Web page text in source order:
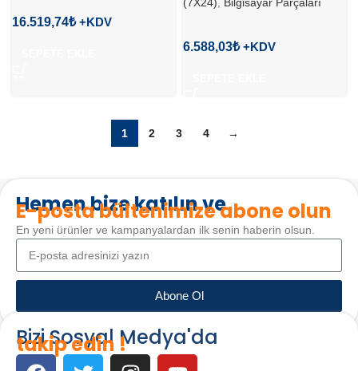
16.519,74₺
6.588,03₺
1 2 3 4 →
Hemen bize katılın ve
E-posta bültenimize abone olun
En yeni ürünler ve kampanyalardan ilk senin haberin olsun.
Abone Ol
Bizi Sosyal Medya'da
takip edin !